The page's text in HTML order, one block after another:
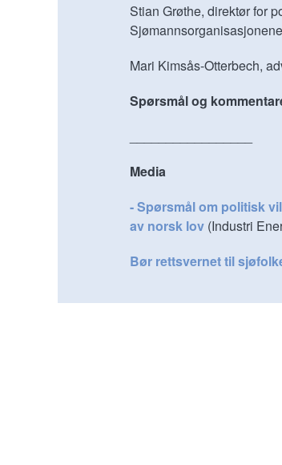
Stian Grøthe, direktør for
Mari Kimsås-Otterbech,
Spørsmål og
Media
- Spørsmål om politisk
av norsk lov (Industri
Bør rettsvernet til